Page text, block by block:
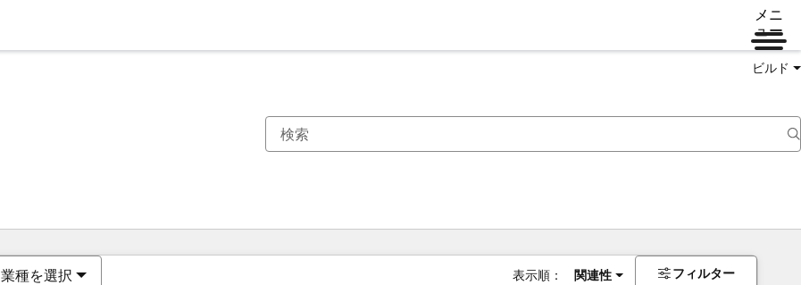
メニ
ュー
ビルド
業種を選択 表示順： 関連性 フィルター
現在の場所ページ
ページページページページページページページページページページ